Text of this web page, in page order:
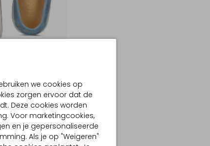
we cookies op
zorgen ervoor dat de
Deze cookies worden
Voor marketingcookies,
en je gepersonaliseerde
Als je op "Weigeren"